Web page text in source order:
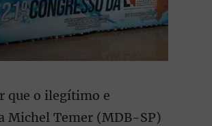
que o ilegítimo e
Michel Temer (MDB-SP)